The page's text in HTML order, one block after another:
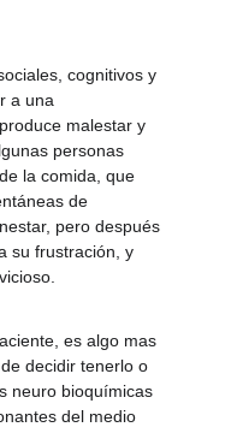
cognitivos y
a una
malestar y
personas
la comida, que
de
pero después
su frustración, y
es algo mas
decidir tenerlo o
neuro bioquímicas
del medio